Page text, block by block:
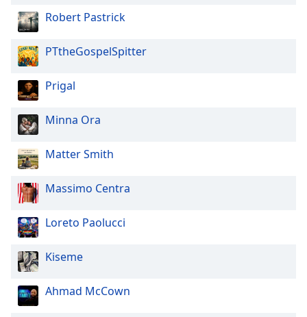
Robert Pastrick
PTtheGospelSpitter
Prigal
Minna Ora
Matter Smith
Massimo Centra
Loreto Paolucci
Kiseme
Ahmad McCown